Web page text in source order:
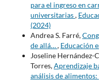
para el ingreso en
universitarias,
(2024)
Andrea S. Farré,
de allá…, Educación
Joseline Hernández-
Torres,Aprendizaje
análisis de